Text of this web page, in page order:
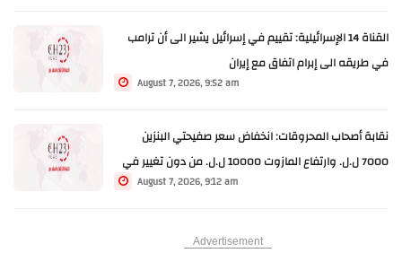
القناة 14 الإسرائيلية: تقييم في إسرائيل يشير الى أن ترامب
في طريقه الى إبرام اتفاق مع إيران
August 7, 2026, 9:52 am
نقابة أصحاب المحروقات: انخفاض سعر صفيحتي البنزين
7000 ل.ل. وارتفاع المازوت 10000 ل.ل. من دون تغيير في
August 7, 2026, 9:12 am
Advertisement